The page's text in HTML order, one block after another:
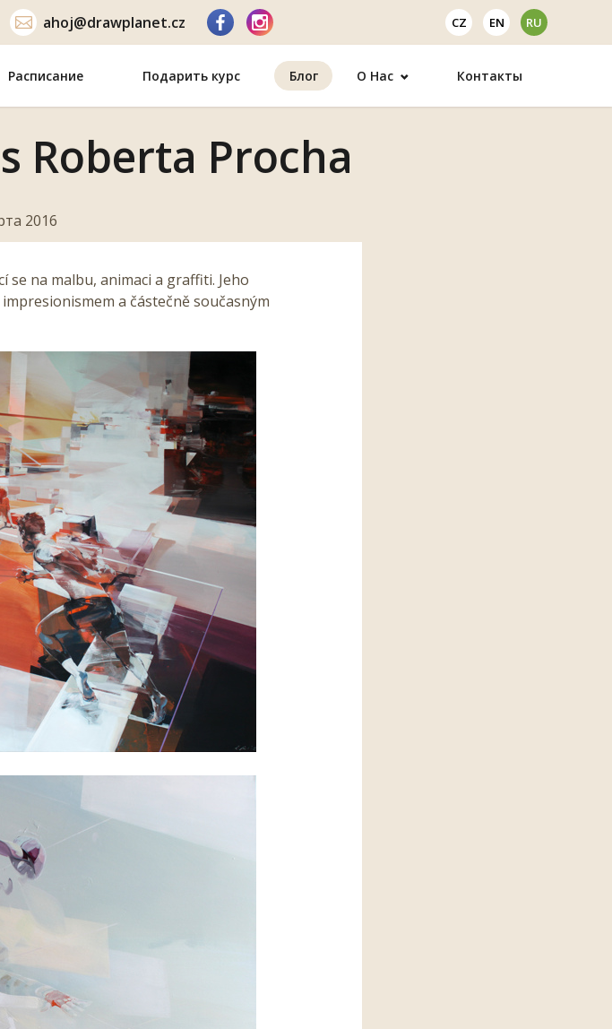
ahoj@drawplanet.cz CZ EN RU
Расписание Подарить курс Блог О Нас Контакты
Roberta Procha
2016
se na malbu, animaci a graffiti. Jeho
a částečně současným